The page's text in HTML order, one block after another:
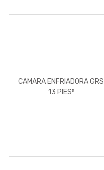
CAMARA ENFRIADORA GRS
13 PIES³